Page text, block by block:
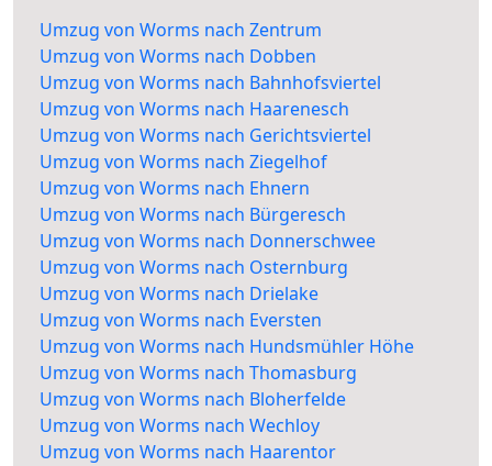
Umzug von Worms nach Zentrum
Umzug von Worms nach Dobben
Umzug von Worms nach Bahnhofsviertel
Umzug von Worms nach Haarenesch
Umzug von Worms nach Gerichtsviertel
Umzug von Worms nach Ziegelhof
Umzug von Worms nach Ehnern
Umzug von Worms nach Bürgeresch
Umzug von Worms nach Donnerschwee
Umzug von Worms nach Osternburg
Umzug von Worms nach Drielake
Umzug von Worms nach Eversten
Umzug von Worms nach Hundsmühler Höhe
Umzug von Worms nach Thomasburg
Umzug von Worms nach Bloherfelde
Umzug von Worms nach Wechloy
Umzug von Worms nach Haarentor